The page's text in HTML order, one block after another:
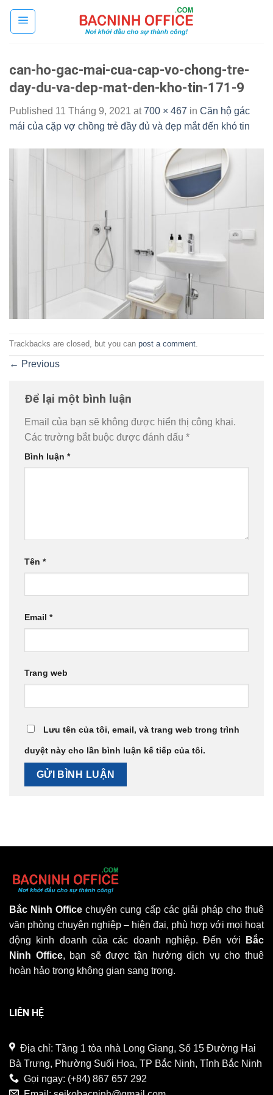
Skip
can-ho-gac-mai-cua-cap-vo-chong-tre-
day-du-va-dep-mat-den-kho-tin-171-9
Published 11 Tháng 9, 2021 at700 × 467 in Căn hộ gác
mái của cặp vợ chồng trẻ đầy đủ và đẹp mắt đến khó tin
Trackbacks are closed, but you can post a comment.
← Previous
Để lại một bình luận
Email của bạn sẽ không được hiển thị công khai.
Các trường bắt buộc được đánh dấu *
Bình luận *
Tên *
Email *
Trang web
Lưu tên của tôi, email, và trang web trong trình
duyệt này cho lần bình luận kế tiếp của tôi.
Bắc Ninh Office chuyên cung cấp các giải pháp cho thuê
văn phòng chuyên nghiệp – hiện đại, phù hợp với mọi hoạt
động kinh doanh của các doanh nghiệp. Đến với
Bắc
Ninh Office, bạn sẽ được tận hưởng dịch vụ cho thuê
hoàn hảo trong không gian sang trọng.
LIÊN HỆ
Địa chỉ: Tầng 1 tòa nhà Long Giang, Số 15 Đường Hai
Bà Trưng, Phường Suối Hoa, TP Bắc Ninh, Tỉnh Bắc Ninh
Gọi ngay: (+84) 867 657 292